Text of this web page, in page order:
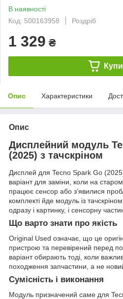
В наявності
Код: 500163958
Роздріб
1 329 ₴
Опис Характеристики
Опис
Дисплейний модуль
(2025) з тачскріном
Дисплей для Tecno Spark Go
варіант для заміни, коли на
працює сенсор або з’явилися
комплекті йде модуль із
одразу і картинку, і сенсорну
Що варто знати про якість
Original Used означає, що це
пристрою та перевірений перед
варіант обирають тоді, коли
походження запчастини, а не
Сумісність і виконання
Модуль призначений саме для